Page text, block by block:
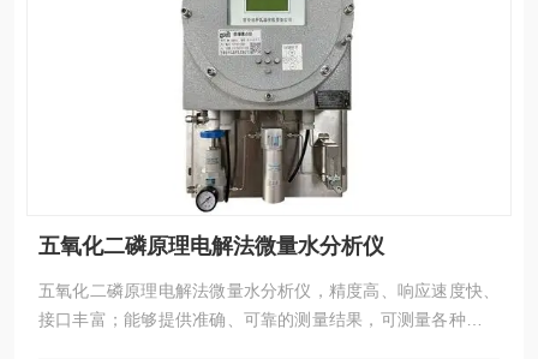
五氧化二磷原理电解法微量水分析仪
五氧化二磷原理电解法微量水分析仪，精度高、响应速度快、
接口丰富；能够提供准确、可靠的测量结果，可测量各种气体